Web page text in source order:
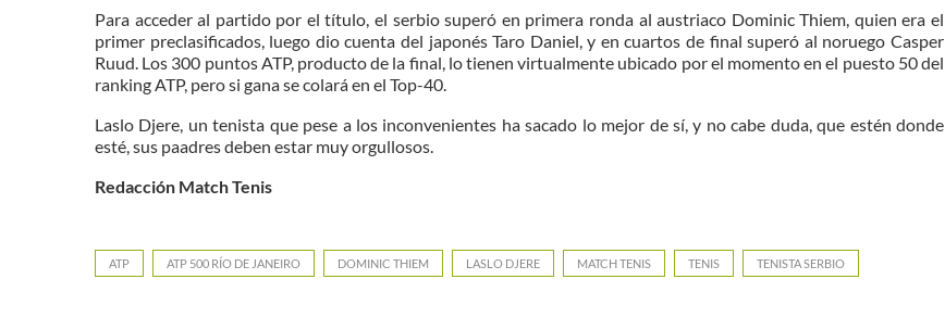
Para acceder al partido por el título, el serbio superó en primera ronda al austriaco Dominic Thiem, quien era el
primer preclasificados, luego dio cuenta del japonés Taro Daniel, y en cuartos de final superó al noruego Casper
Ruud. Los 300 puntos ATP, producto de la final, lo tienen virtualmente ubicado por el momento en el puesto 50 del
ranking ATP, pero si gana se colará en el Top-40.
Laslo Djere, un tenista que pese a los inconvenientes ha sacado lo mejor de sí, y no cabe duda, que estén donde
esté, sus paadres deben estar muy orgullosos.
Redacción Match Tenis
ATP ATP 500 RÍO DE JANEIRO DOMINIC THIEM LASLO DJERE MATCH TENIS TENIS TENISTA SERBIO